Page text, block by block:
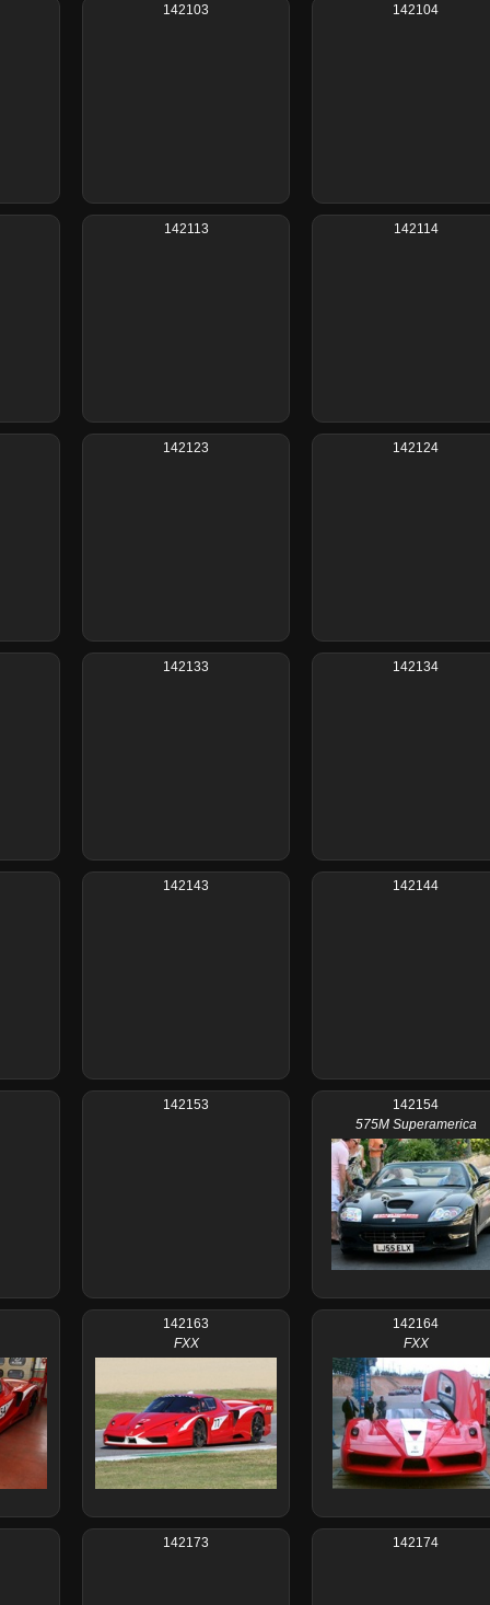
142103 142104
142113 142114
142123 142124
142133 142134
142143 142144
142153
142154
575M Superamerica
142163
FXX
142164
FXX
142173 142174